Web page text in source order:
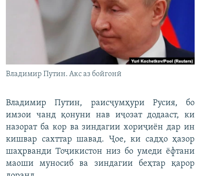
Владимир Путин. Акс аз бойгонӣ
Владимир Путин, раисҷумҳури Русия, бо
имзои чанд қонуни нав иҷозат додааст, ки
назорат ба кор ва зиндагии хориҷиён дар ин
кишвар сахттар шавад. Ҷое, ки садҳо ҳазор
шаҳрванди Тоҷикистон низ бо умеди ёфтани
маоши муносиб ва зиндагии беҳтар қарор